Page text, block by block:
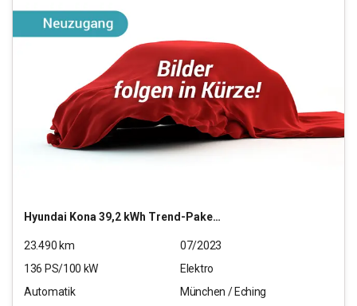
Hyundai Kona 39,2 kWh Trend-Paket 2WD
23.490 km
07/2023
136 PS/100 kW
Elektro
Automatik
München / Eching